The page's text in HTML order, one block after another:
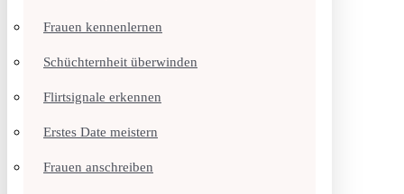
Frauen kennenlernen
Schüchternheit überwinden
Flirtsignale erkennen
Erstes Date meistern
Frauen anschreiben